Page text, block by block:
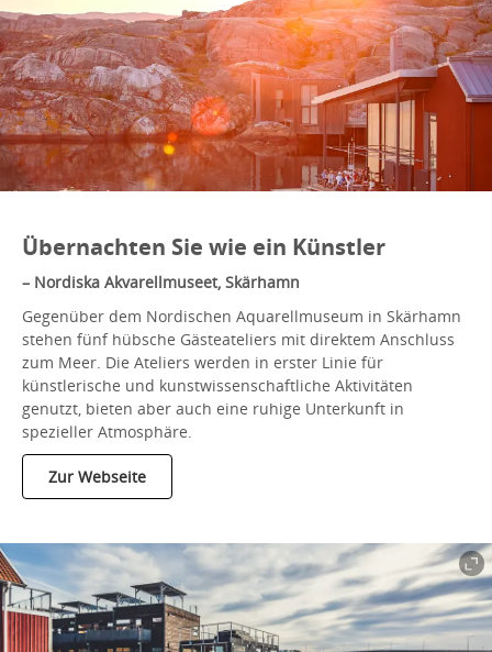
Übernachten Sie wie ein Künstler
– Nordiska Akvarellmuseet, Skärhamn
Gegenüber dem Nordischen Aquarellmuseum in Skärhamn
stehen fünf hübsche Gästeateliers mit direktem Anschluss
zum Meer. Die Ateliers werden in erster Linie für
künstlerische und kunstwissenschaftliche Aktivitäten
genutzt, bieten aber auch eine ruhige Unterkunft in
spezieller Atmosphäre.
Zur Webseite